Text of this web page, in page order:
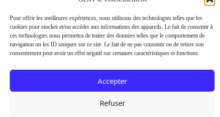
Pour offrir les meilleures expériences, nous utilisons des technologies telles que les
cookies pour stocker et/ou accéder aux informations des appareils. Le fait de consentir à
ces technologies nous permettra de traiter des données telles que le comportement de
navigation ou les ID uniques sur ce site. Le fait de ne pas consentir ou de retirer son
consentement peut avoir un effet négatif sur certaines caractéristiques et fonctions.
Accepter
Refuser
INSTAGRA
M
LINKEDIN